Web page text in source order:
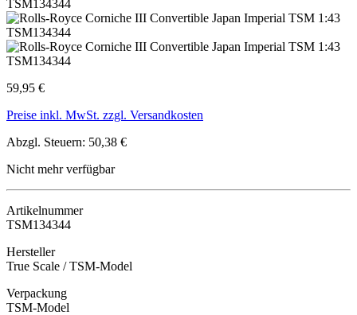
59,95 €
Preise inkl. MwSt. zzgl. Versandkosten
Abzgl. Steuern: 50,38 €
Nicht mehr verfügbar
Artikelnummer
TSM134344
Hersteller
True Scale / TSM-Model
Verpackung
TSM-Model